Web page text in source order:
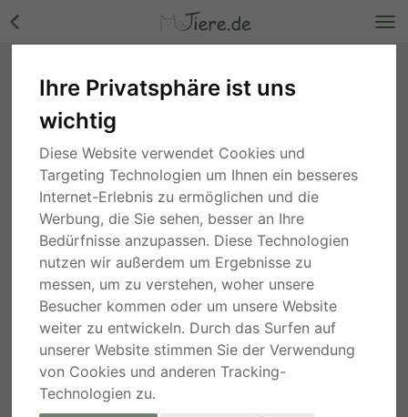
Ihre Privatsphäre ist uns
wichtig
Diese Website verwendet Cookies und
Targeting Technologien um Ihnen ein besseres
Internet-Erlebnis zu ermöglichen und die
Werbung, die Sie sehen, besser an Ihre
Bedürfnisse anzupassen. Diese Technologien
nutzen wir außerdem um Ergebnisse zu
messen, um zu verstehen, woher unsere
Besucher kommen oder um unsere Website
weiter zu entwickeln. Durch das Surfen auf
unserer Website stimmen Sie der Verwendung
von Cookies und anderen Tracking-
Technologien zu.
Sonstige Nutztiere
Alpaka Jungtier - weiblich
Bayern
auf Anfrage
PRIVAT JUNGTIER
Alpaka - männlich
Brandenburg